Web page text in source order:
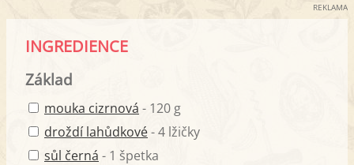
REKLAMA
INGREDIENCE
Základ
mouka cizrnová - 120 g
droždí lahůdkové- 4 lžičky
sůl černá - 1 špetka